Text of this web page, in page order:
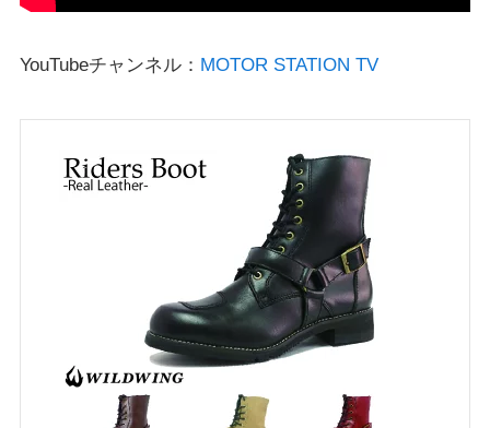
YouTubeチャンネル： MOTOR STATION TV